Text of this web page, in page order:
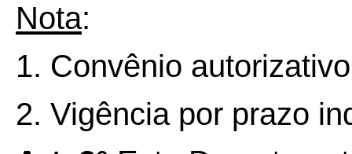
Nota:
1. Convênio
2. Vigência por prazo